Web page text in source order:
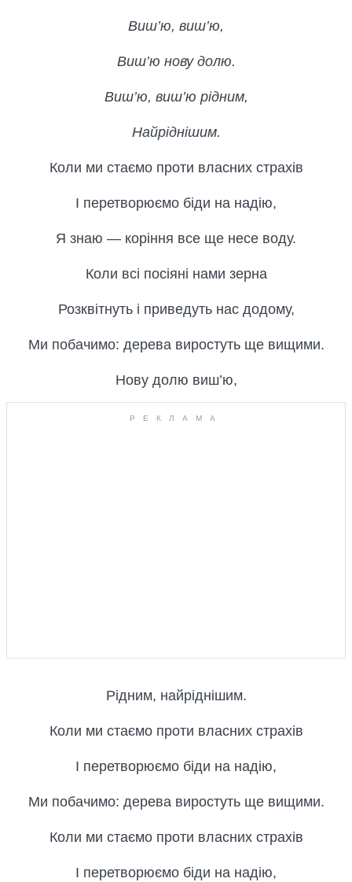
Виш’ю, виш’ю,
Виш’ю нову долю.
Виш’ю, виш’ю рідним,
Найріднішим.
Коли ми стаємо проти власних страхів
І перетворюємо біди на надію,
Я знаю — коріння все ще несе воду.
Коли всі посіяні нами зерна
Розквітнуть і приведуть нас додому,
Ми побачимо: дерева виростуть ще вищими.
Нову долю виш’ю,
Рідним, найріднішим.
Коли ми стаємо проти власних страхів
І перетворюємо біди на надію,
Ми побачимо: дерева виростуть ще вищими.
Коли ми стаємо проти власних страхів
І перетворюємо біди на надію,